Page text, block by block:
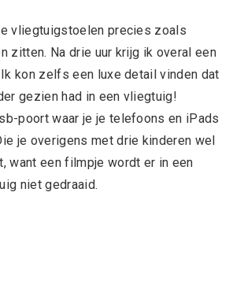
vliegtuigstoelen precies zoals
zitten. Na drie uur krijg ik overal een
kon zelfs een luxe detail vinden dat
gezien had in een vliegtuig!
poort waar je je telefoons en iPads
je overigens met drie kinderen wel
want een filmpje wordt er in een
niet gedraaid.